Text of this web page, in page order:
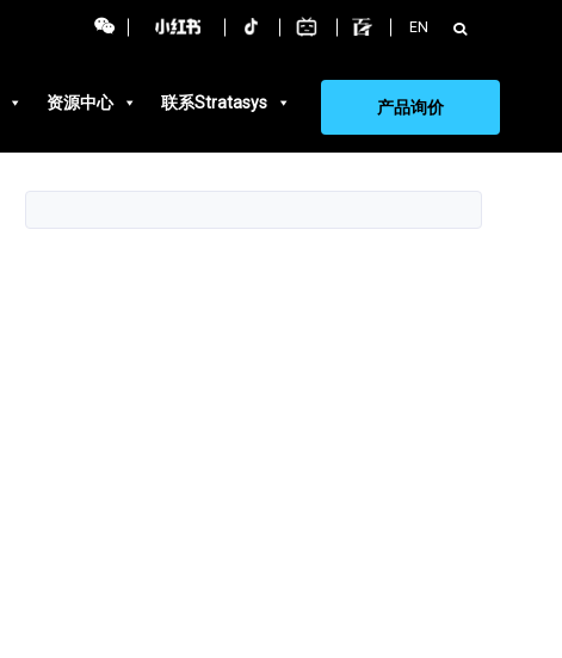
EN 搜
索：
资源中心 联系Stratasys 产品询价